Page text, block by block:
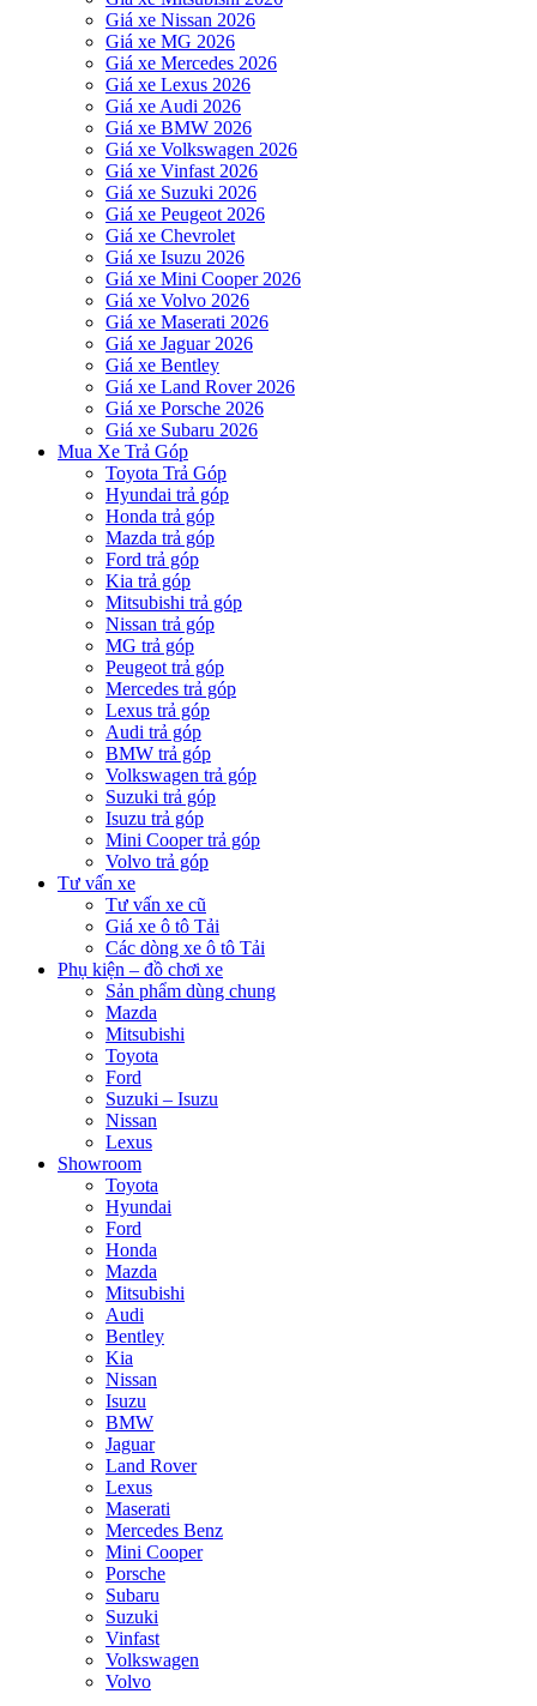
Giá xe Nissan 2026
Giá xe MG 2026
Giá xe Mercedes 2026
Giá xe Lexus 2026
Giá xe Audi 2026
Giá xe BMW 2026
Giá xe Volkswagen 2026
Giá xe Vinfast 2026
Giá xe Suzuki 2026
Giá xe Peugeot 2026
Giá xe Chevrolet
Giá xe Isuzu 2026
Giá xe Mini Cooper 2026
Giá xe Volvo 2026
Giá xe Maserati 2026
Giá xe Jaguar 2026
Giá xe Bentley
Giá xe Land Rover 2026
Giá xe Porsche 2026
Giá xe Subaru 2026
Mua Xe Trả Góp
Toyota Trả Góp
Hyundai trả góp
Honda trả góp
Mazda trả góp
Ford trả góp
Kia trả góp
Mitsubishi trả góp
Nissan trả góp
MG trả góp
Peugeot trả góp
Mercedes trả góp
Lexus trả góp
Audi trả góp
BMW trả góp
Volkswagen trả góp
Suzuki trả góp
Isuzu trả góp
Mini Cooper trả góp
Volvo trả góp
Tư vấn xe
Tư vấn xe cũ
Giá xe ô tô Tải
Các dòng xe ô tô Tải
Phụ kiện – đồ chơi xe
Sản phẩm dùng chung
Mazda
Mitsubishi
Toyota
Ford
Suzuki – Isuzu
Nissan
Lexus
Showroom
Toyota
Hyundai
Ford
Honda
Mazda
Mitsubishi
Audi
Bentley
Kia
Nissan
Isuzu
BMW
Jaguar
Land Rover
Lexus
Maserati
Mercedes Benz
Mini Cooper
Porsche
Subaru
Suzuki
Vinfast
Volkswagen
Volvo